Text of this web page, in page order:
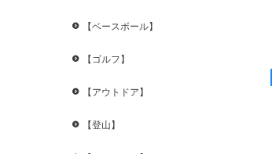
【ベースボール】
【ゴルフ】
【アウトドア】
【登山】